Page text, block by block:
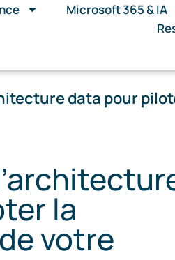
Microsoft 365 & IA
data pour
la
votre